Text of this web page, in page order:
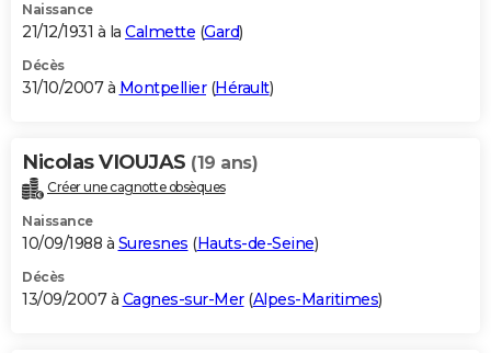
Naissance
21/12/1931 à la Calmette (Gard)
Décès
31/10/2007 à Montpellier(Hérault)
Nicolas VIOUJAS (19 ans)
Créer une cagnotte obsèques
Naissance
10/09/1988 à Suresnes (Hauts-de-Seine)
Décès
13/09/2007 à Cagnes-sur-Mer(Alpes-Maritimes)